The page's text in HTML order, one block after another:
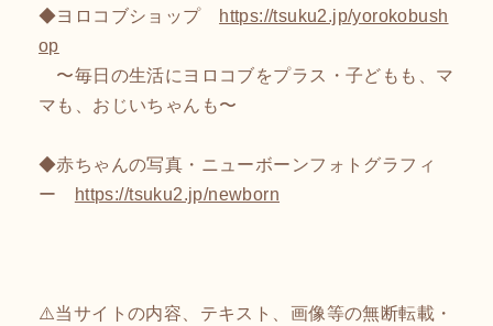
◆ヨロコブショップ https://tsuku2.jp/yorokobush
op
〜毎日の生活にヨロコブをプラス・子どもも、マ
マも、おじいちゃんも〜
◆赤ちゃんの写真・ニューボーンフォトグラフィ
ー https://tsuku2.jp/newborn
⚠️当サイトの内容、テキスト、画像等の無断転載・